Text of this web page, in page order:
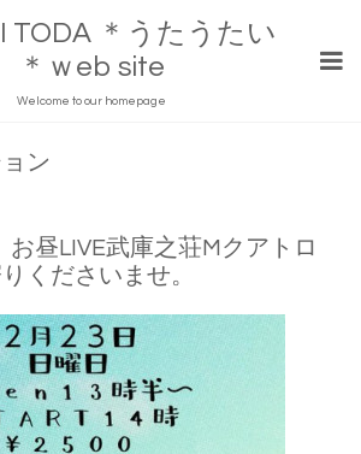
TODA ＊うたうたい
＊ｗeb site
Welcome to our homepage
ン
昼LIVE武庫之荘Mクアトロ
くださいませ。